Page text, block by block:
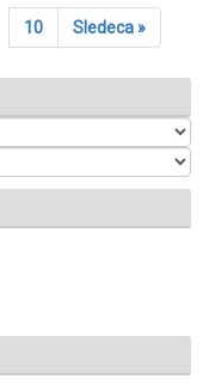
10 Sledeca »